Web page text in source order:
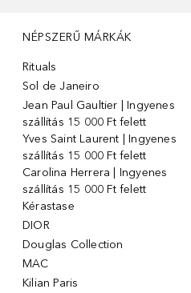
NÉPSZERŰ MÁRKÁK
Rituals
Sol de Janeiro
Jean Paul Gaultier | Ingyenes
szállítás 15 000 Ft felett
Yves Saint Laurent | Ingyenes
szállítás 15 000 Ft felett
Carolina Herrera | Ingyenes
szállítás 15 000 Ft felett
Kérastase
DIOR
Douglas Collection
MAC
Kilian Paris